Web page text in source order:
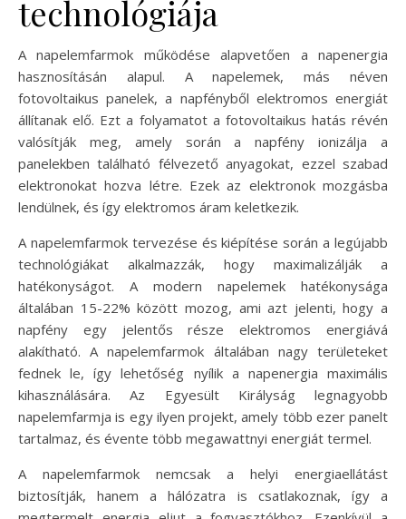
technológiája
A napelemfarmok működése alapvetően a napenergia
hasznosításán alapul. A napelemek, más néven
fotovoltaikus panelek, a napfényből elektromos energiát
állítanak elő. Ezt a folyamatot a fotovoltaikus hatás révén
valósítják meg, amely során a napfény ionizálja a
panelekben található félvezető anyagokat, ezzel szabad
elektronokat hozva létre. Ezek az elektronok mozgásba
lendülnek, és így elektromos áram keletkezik.
A napelemfarmok tervezése és kiépítése során a legújabb
technológiákat alkalmazzák, hogy maximalizálják a
hatékonyságot. A modern napelemek hatékonysága
általában 15-22% között mozog, ami azt jelenti, hogy a
napfény egy jelentős része elektromos energiává
alakítható. A napelemfarmok általában nagy területeket
fednek le, így lehetőség nyílik a napenergia maximális
kihasználására. Az Egyesült Királyság legnagyobb
napelemfarmja is egy ilyen projekt, amely több ezer panelt
tartalmaz, és évente több megawattnyi energiát termel.
A napelemfarmok nemcsak a helyi energiaellátást
biztosítják, hanem a hálózatra is csatlakoznak, így a